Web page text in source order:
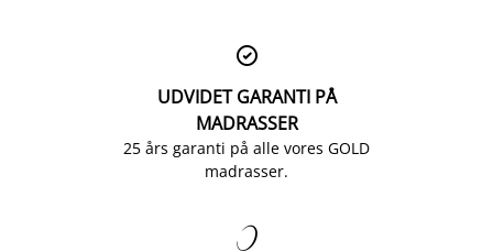

UDVIDET GARANTI PÅ
MADRASSER
25 års garanti på alle vores GOLD
madrasser.
